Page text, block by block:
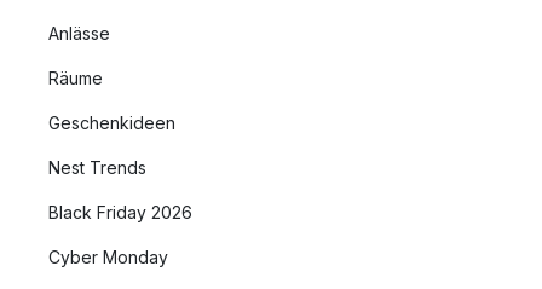
Anlässe
Räume
Geschenkideen
Nest Trends
Black Friday 2026
Cyber Monday